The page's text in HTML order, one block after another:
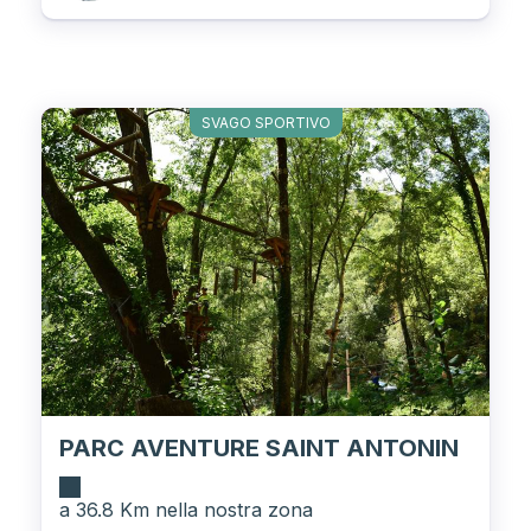
SVAGO SPORTIVO
PARC AVENTURE SAINT ANTONIN
a 36.8 Km nella nostra zona